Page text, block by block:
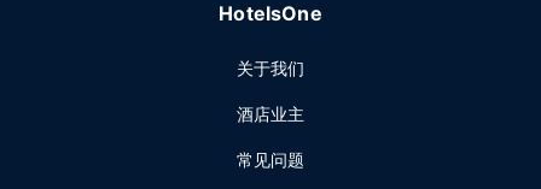
HotelsOne
关于我们
酒店业主
常见问题